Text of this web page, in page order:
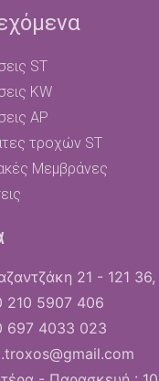
ST
KW
AP
τροχών ST
Μεμβράνες
21 - 121 36,
210 5907 406
697 4033 023